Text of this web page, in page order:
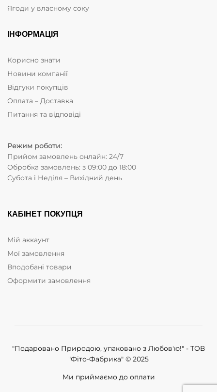
Ягоди у власному соку
ІНФОРМАЦІЯ
Корисно знати
Новини компанії
Відгуки покупців
Оплата – Доставка
Питання та відповіді
Режим роботи:
Прийом замовлень онлайн: 24/7
Обробка замовлень: з 09:00 до 18:00
Субота i Неділя – Вихідний день
КАБІНЕТ ПОКУПЦЯ
Мій аккаунт
Мої замовлення
Вподобані товари
Оформити замовлення
"Подаровано Природою, упаковано з Любов'ю!" - ТОВ
"Фіто-Фабрика" © 2025
Ми приймаємо до оплати